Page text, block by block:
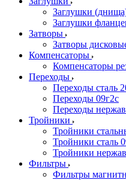
Заглушки
Заглушки
Затворы
Затворы
Компенсаторы
Компенсаторы
Переходы
Переходы сталь
Переходы 09г2с
Переходы
Тройники
Тройники
Тройники сталь
Тройники
Фильтры
Фильтры